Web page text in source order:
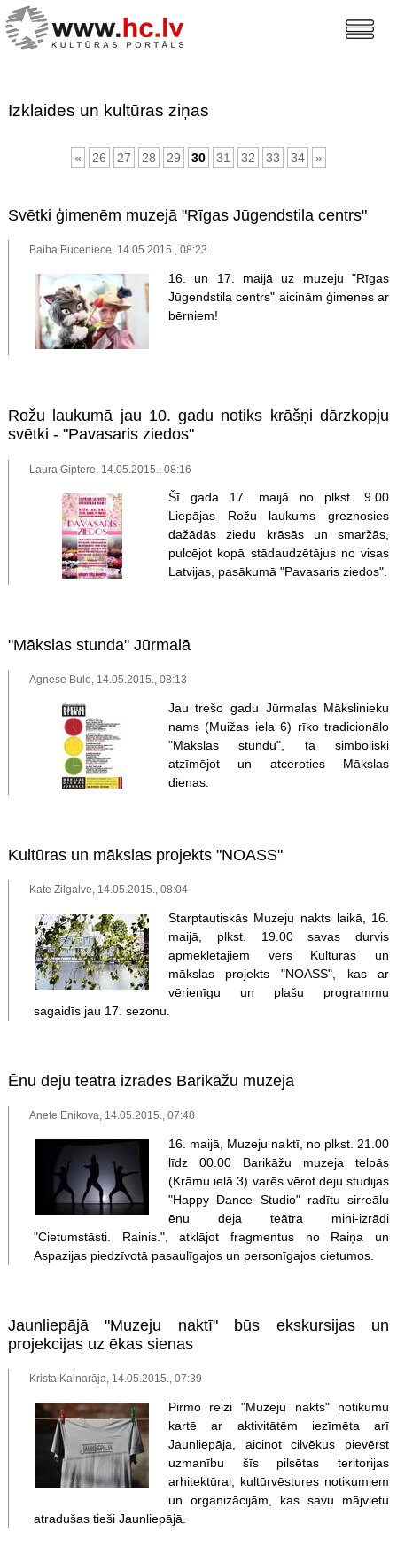
Izklaides un kultūras ziņas
« 26 27 28 29 30 31 32 33 34 »
Svētki ģimenēm muzejā "Rīgas Jūgendstila centrs"
Baiba Buceniece, 14.05.2015., 08:23
16. un 17. maijā uz muzeju "Rīgas
Jūgendstila centrs" aicinām ģimenes ar
bērniem!
Rožu laukumā jau 10. gadu notiks krāšņi dārzkopju
svētki - "Pavasaris ziedos"
Laura Giptere, 14.05.2015., 08:16
Šī gada 17. maijā no plkst. 9.00
Liepājas Rožu laukums greznosies
dažādās ziedu krāsās un smaržās,
pulcējot kopā stādaudzētājus no visas
Latvijas, pasākumā "Pavasaris ziedos".
"Mākslas stunda" Jūrmalā
Agnese Bule, 14.05.2015., 08:13
Jau trešo gadu Jūrmalas Mākslinieku
nams (Muižas iela 6) rīko tradicionālo
"Mākslas stundu", tā simboliski
atzīmējot un atceroties Mākslas
dienas.
Kultūras un mākslas projekts "NOASS"
Kate Zilgalve, 14.05.2015., 08:04
Starptautiskās Muzeju nakts laikā, 16.
maijā, plkst. 19.00 savas durvis
apmeklētājiem vērs Kultūras un
mākslas projekts "NOASS", kas ar
vērienīgu un plašu programmu
sagaidīs jau 17. sezonu.
Ēnu deju teātra izrādes Barikāžu muzejā
Anete Enikova, 14.05.2015., 07:48
16. maijā, Muzeju naktī, no plkst. 21.00
līdz 00.00 Barikāžu muzeja telpās
(Krāmu ielā 3) varēs vērot deju studijas
"Happy Dance Studio" radītu sirreālu
ēnu deja teātra mini-izrādi
"Cietumstāsti. Rainis.", atklājot fragmentus no Raiņa un
Aspazijas piedzīvotā pasaulīgajos un personīgajos cietumos.
Jaunliepājā "Muzeju naktī" būs ekskursijas un
projekcijas uz ēkas sienas
Krista Kalnarāja, 14.05.2015., 07:39
Pirmo reizi "Muzeju nakts" notikumu
kartē ar aktivitātēm iezīmēta arī
Jaunliepāja, aicinot cilvēkus pievērst
uzmanību šīs pilsētas teritorijas
arhitektūrai, kultūrvēstures notikumiem
un organizācijām, kas savu mājvietu
atradušas tieši Jaunliepājā.